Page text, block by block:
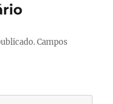
Campos